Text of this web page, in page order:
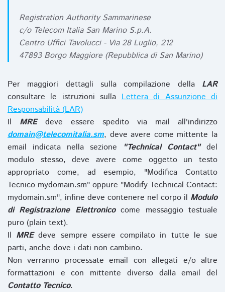
Registration Authority Sammarinese
c/o Telecom Italia San Marino S.p.A.
Centro Uffici Tavolucci - Via 28 Luglio, 212
47893 Borgo Maggiore (Repubblica di San Marino)
Per maggiori dettagli sulla compilazione della LAR
consultare le istruzioni sullaLettera di Assunzione di
Responsabilità (LAR)
Il MREdeve essere spedito via mail all'indirizzo
domain@telecomitalia.sm, deve avere come mittente la
email indicata nella sezione
"Technical Contact"del
modulo stesso, deve avere come oggetto un testo
appropriato come, ad esempio, "Modifica Contatto
Tecnico mydomain.sm" oppure "Modify Technical Contact:
mydomain.sm", infine deve contenere nel corpo il Modulo
di Registrazione Elettronicocome messaggio testuale
puro (plain text).
Il MREdeve sempre essere compilato in tutte le sue
parti, anche dove i dati non cambino.
Non verranno processate email con allegati e/o altre
formattazioni e con mittente diverso dalla email del
Contatto Tecnico.